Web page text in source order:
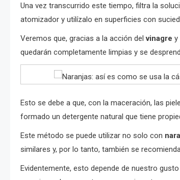
Una vez transcurrido este tiempo, filtra la
atomizador y utilízalo en superficies con
Veremos que, gracias a la acción delvinagre y
quedarán completamente limpias y se
Esto se debe a que, con la maceración, las
formado un detergente natural que tiene
Este método se puede utilizar no solo con
similares y, por lo tanto, también se
Evidentemente, esto depende de nuestro